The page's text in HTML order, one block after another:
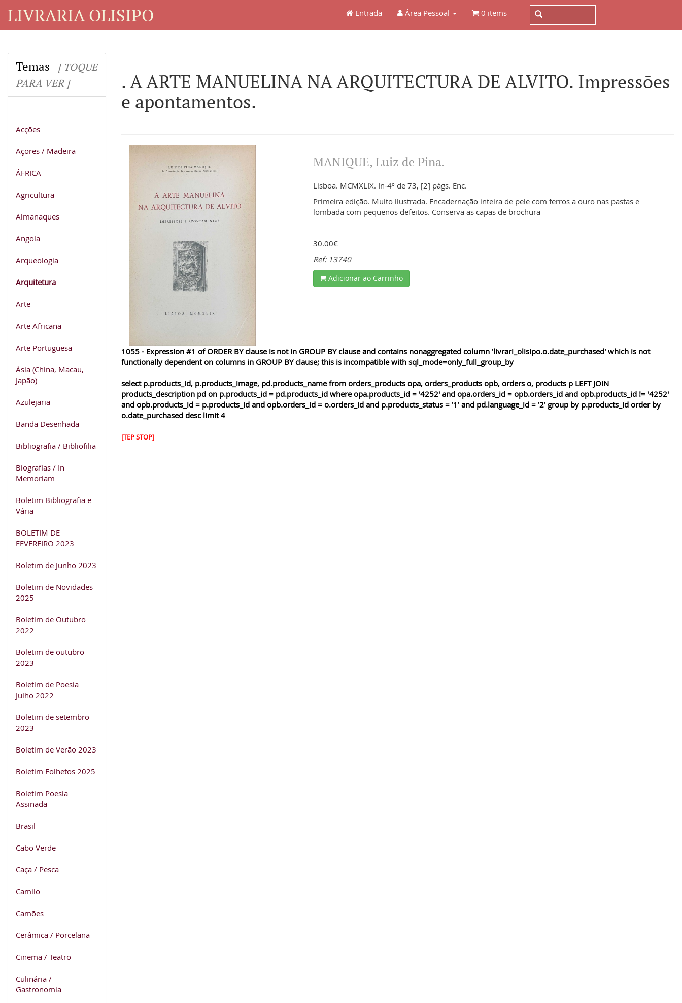
LIVRARIA OLISIPO Entrada Área Pessoal 0 items
Temas
[ TOQUE
PARA VER ]
Acções
Açores / Madeira
ÁFRICA
Agricultura
Almanaques
Angola
Arqueologia
Arquitetura
Arte
Arte Africana
Arte Portuguesa
Ásia (China, Macau,
Japão)
Azulejaria
Banda Desenhada
Bibliografia / Bibliofilia
Biografias / In
Memoriam
Boletim Bibliografia e
Vária
BOLETIM DE
FEVEREIRO 2023
Boletim de Junho 2023
Boletim de Novidades
2025
Boletim de Outubro
2022
Boletim de outubro
2023
Boletim de Poesia
Julho 2022
Boletim de setembro
2023
Boletim de Verão 2023
Boletim Folhetos 2025
Boletim Poesia
Assinada
Brasil
Cabo Verde
Caça / Pesca
Camilo
Camões
Cerâmica / Porcelana
Cinema / Teatro
Culinária /
Gastronomia
. A ARTE MANUELINA NA ARQUITECTURA DE ALVITO. Impressões
e apontamentos.
MANIQUE, Luiz de Pina.
Lisboa. MCMXLIX. In-4º de 73, [2] págs. Enc.
Primeira edição. Muito ilustrada. Encadernação inteira de pele com ferros a ouro nas pastas e
lombada com pequenos defeitos. Conserva as capas de brochura
30.00€
Ref: 13740
Adicionar ao Carrinho
1055 - Expression #1 of ORDER BY clause is not in GROUP BY clause and contains nonaggregated column 'livrari_olisipo.o.date_purchased' which is not
functionally dependent on columns in GROUP BY clause; this is incompatible with sql_mode=only_full_group_by
select p.products_id, p.products_image, pd.products_name from orders_products opa, orders_products opb, orders o, products p LEFT JOIN
products_description pd on p.products_id = pd.products_id where opa.products_id = '4252' and opa.orders_id = opb.orders_id and opb.products_id != '4252'
and opb.products_id = p.products_id and opb.orders_id = o.orders_id and p.products_status = '1' and pd.language_id = '2' group by p.products_id order by
o.date_purchased desc limit 4
[TEP STOP]